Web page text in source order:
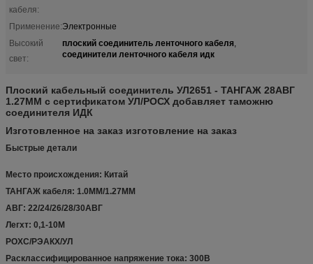
кабеля:
Применение:Электронные
Высокий
свет:
плоский соединитель ленточного кабеля,
соединители ленточного кабеля идк
Плоский кабельный соединитель УЛ2651 - ТАНГАЖ 28АВГ
1.27ММ с сертификатом УЛ/РОСХ добавляет таможню
соединителя ИДК
Изготовленное на заказ изготовление на заказ
Быстрые детали
Место происхождения: Китай
ТАНГАЖ кабеля: 1.0ММ/1.27ММ
АВГ: 22/24/26/28/30АВГ
Легхт: 0,1-10М
РОХС/РЭАКХ/УЛ
Расклассифицированное напряжение тока: 300В